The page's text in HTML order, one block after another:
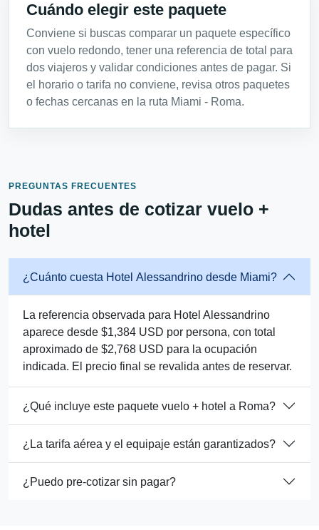
Cuándo elegir este paquete
Conviene si buscas comparar un paquete específico
con vuelo redondo, tener una referencia de total para
dos viajeros y validar condiciones antes de pagar. Si
el horario o tarifa no conviene, revisa otros paquetes
o fechas cercanas en la ruta Miami - Roma.
PREGUNTAS FRECUENTES
Dudas antes de cotizar vuelo +
hotel
¿Cuánto cuesta Hotel Alessandrino desde Miami?
La referencia observada para Hotel Alessandrino
aparece desde $1,384 USD por persona, con total
aproximado de $2,768 USD para la ocupación
indicada. El precio final se revalida antes de reservar.
¿Qué incluye este paquete vuelo + hotel a Roma?
¿La tarifa aérea y el equipaje están garantizados?
¿Puedo pre-cotizar sin pagar?